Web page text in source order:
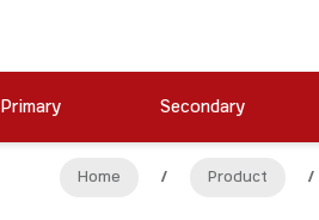
Primary Secondary
Home / Product /